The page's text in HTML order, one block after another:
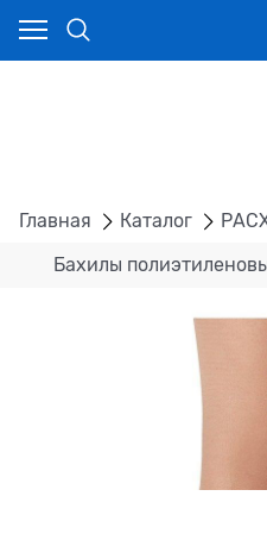
Главная Каталог
Бахилы